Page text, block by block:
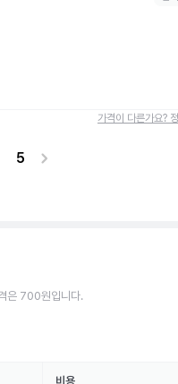
가격이 다른가요?
5
은 700원입니다.
비용